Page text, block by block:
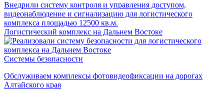
Внедрили систему контроля и управления доступом,
видеонаблюдение и сигнализацию для логистического
комплекса площадью 12500 кв.м.
Логистический комплекс на Дальнем Востоке
Системы безопасности
Обслуживаем комплексы фотовидеофиксации на дорогах
Алтайского края